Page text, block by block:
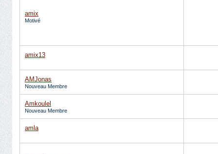
amix
Motivé
amix13
AMJonas
Nouveau Membre
Amkoulel
Nouveau Membre
amla